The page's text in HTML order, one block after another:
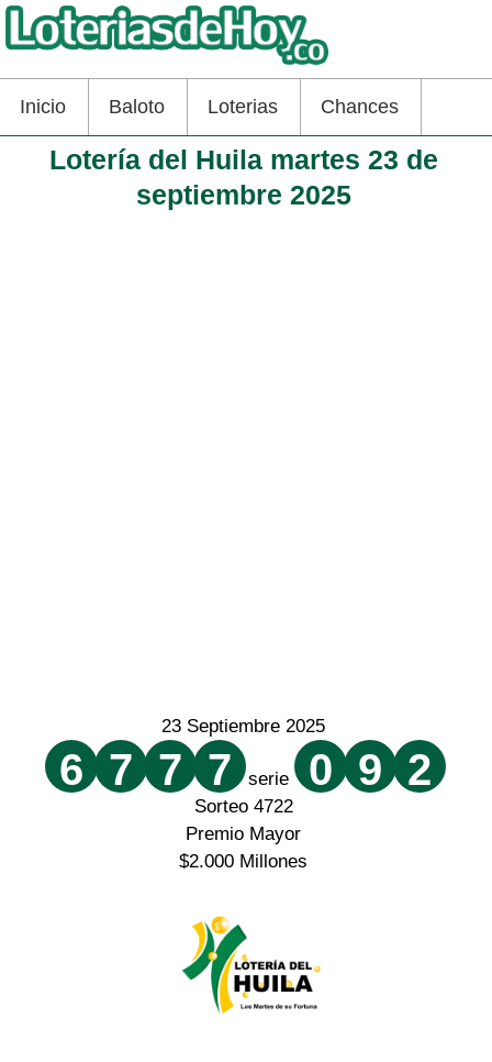
Inicio Baloto Loterias Chances
Lotería del Huila martes 23 de
septiembre 2025
23 Septiembre 2025
6 7 7 7 serie 0 9 2
Sorteo 4722
Premio Mayor
$2.000 Millones